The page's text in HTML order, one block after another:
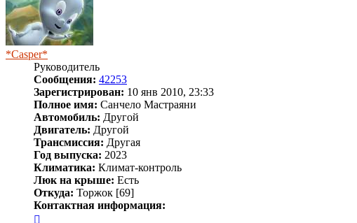
*Casper*
Руководитель
Сообщения: 42253
Зарегистрирован: 10 янв 2010, 23:33
Полное имя: Санчело Мастраяни
Автомобиль: Другой
Двигатель: Другой
Трансмиссия: Другая
Год выпуска: 2023
Климатика: Климат-контроль
Люк на крыше: Есть
Откуда: Торжок [69]
Контактная информация: